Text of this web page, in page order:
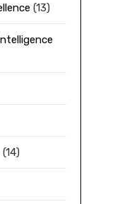
(13)
(14)